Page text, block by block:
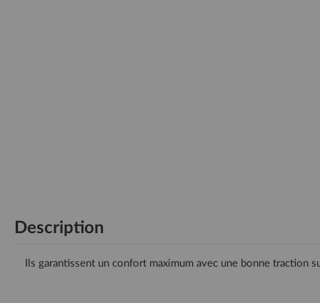
Description
Ils garantissent un confort maximum avec une bonne